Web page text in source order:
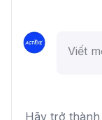
Hãy trở